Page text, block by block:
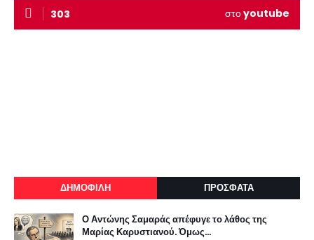
303 στοyoutube
ΔΗΜΟΦΙΛΗ ΠΡΟΣΦΑΤΑ
Ο Αντώνης Σαμαράς απέφυγε το λάθος της
Μαρίας Καρυστιανού. Όμως...